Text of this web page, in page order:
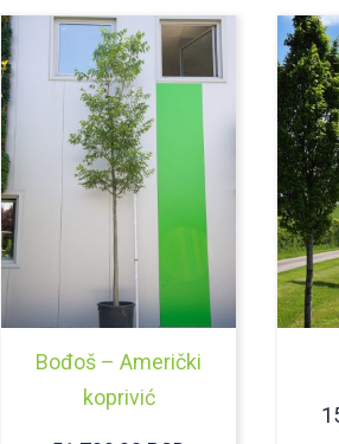
Bođoš – Američki
koprivić